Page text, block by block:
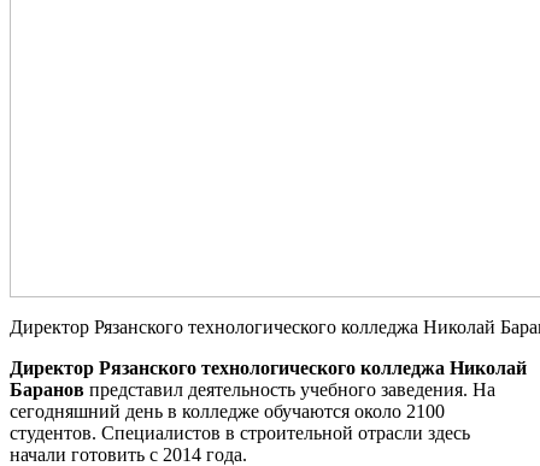
Директор Рязанского технологического колледжа Николай
Директор Рязанского технологического колледжа Николай
Баранов представил деятельность учебного заведения. На
сегодняшний день в колледже обучаются около 2100
студентов. Специалистов в строительной отрасли здесь
начали готовить с 2014 года.